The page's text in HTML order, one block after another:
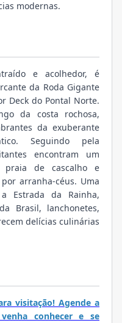
modernas.
e acolhedor, é
da Roda Gigante
Deck do Pontal Norte.
da costa rochosa,
da exuberante
Seguindo pela
encontram um
praia de cascalho e
arranha-céus. Uma
Estrada da Rainha,
Brasil, lanchonetes,
delícias culinárias
visitação! Agende a
conhecer e se